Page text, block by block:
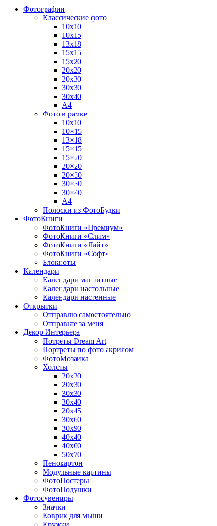
Фотографии
Классические фото
10х10
10х15
13х18
15х15
15х20
20х20
20х30
30х30
30х40
А4
Фото в рамке
10х10
10×15
13×18
15×15
15×20
20×20
20×30
30×30
30×40
A4
Полоски из ФотоБудки
ФотоКниги
ФотоКниги «Премиум»
ФотоКниги «Слим»
ФотоКниги «Лайт»
ФотоКниги «Софт»
Блокноты
Календари
Календари магнитные
Календари настольные
Календари настенные
Открытки
Отправлю самостоятельно
Отправьте за меня
Декор Интерьера
Потреты Dream Art
Портреты по фото акрилом
ФотоМозаика
Холсты
20х20
20х30
30х30
30х40
20х45
30х60
30х90
40х40
40х60
50х70
Пенокартон
Модульные картины
ФотоПостеры
ФотоПодушки
Фотоcувениры
Значки
Коврик для мыши
Кружки